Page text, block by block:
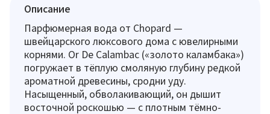
Описание
Парфюмерная вода от Chopard —
швейцарского люксового дома с ювелирными
корнями. Or De Calambac («золото каламбака»)
погружает в тёплую смоляную глубину редкой
ароматной древесины, сродни уду.
Насыщенный, обволакивающий, он дышит
восточной роскошью — с плотным тёмно-